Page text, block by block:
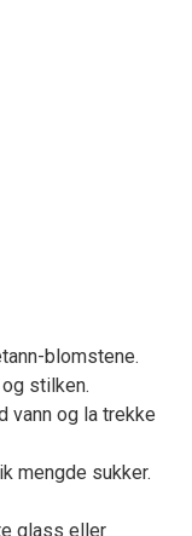
blomstene.
stilken.
vann og la trekke
mengde sukker.
glass eller